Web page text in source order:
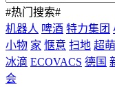
#热门搜索#
机器人 啤酒 特力集团
小物 家 惬意 扫地 超萌
冰滴 ECOVACS 德国
会